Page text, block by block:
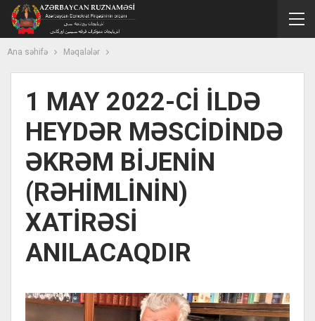
Ana səhifə Məqalələr
1 MAY 2022-Cİ İLDƏ
HEYDƏR MƏSCİDİNDƏ
ƏKRƏM BİJENİN
(RƏHİMLİNİN)
XATİRƏSİ
ANILACAQDIR